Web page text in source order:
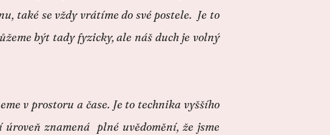
také se vždy vrátíme do své postele. Je to
být tady fyzicky, ale náš duch je volný
v prostoru a čase. Je to technika vyššího
znamená plné uvědomění, že jsme